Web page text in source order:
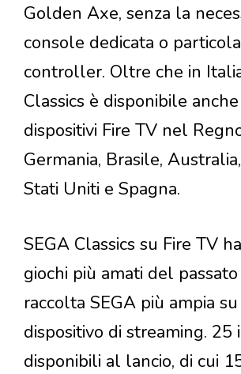
Golden Axe, senza la
console dedicata o
controller. Oltre che in
Classics è disponibile
dispositivi Fire TV nel
Germania, Brasile,
Stati Uniti e Spagna.
SEGA Classics su Fire TV
giochi più amati del
raccolta SEGA più ampia
dispositivo di streaming. 25
disponibili al lancio, di cui